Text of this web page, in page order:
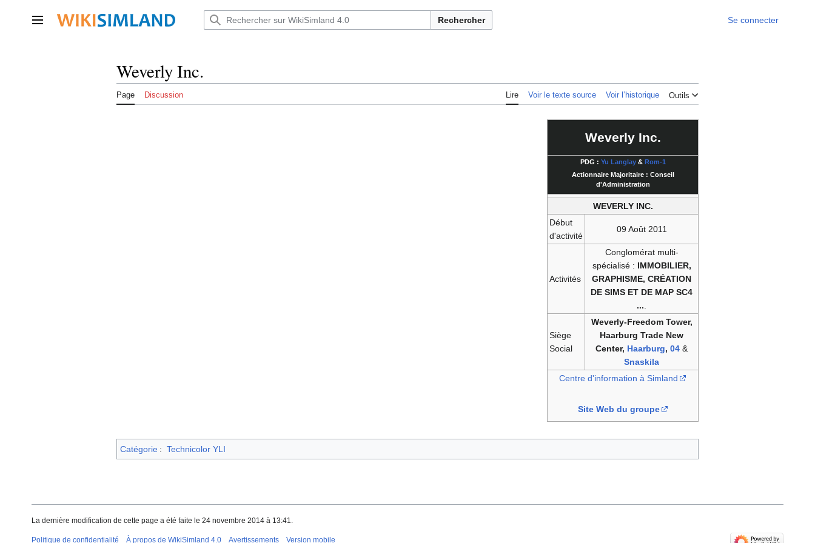
contenu Menu principal Rechercher Se connecter
Weverly Inc.
Page Discussion Lire Voir le texte source Voir l’historique Outils
Weverly Inc.
PDG : Yu Langlay& Rom-1
Actionnaire Majoritaire : Conseil
d'Administration
WEVERLY INC.
Début
d'activité
09 Août 2011
Activités
Conglomérat multi-
spécialisé : IMMOBILIER,
GRAPHISME, CRÉATION
DE SIMS ET DE MAP SC4
...
Siège
Social
Weverly-Freedom Tower,
Haarburg Trade New
Center, Haarburg, 04 &
Snaskila
Centre d'information à Simland
Site Web du groupe
Catégorie : Technicolor YLI
La dernière modification de cette page a été faite le 24 novembre 2014 à 13:41.
Politique de confidentialité À propos de WikiSimland 4.0 Avertissements Version mobile